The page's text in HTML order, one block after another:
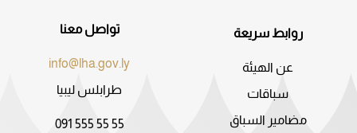
روابط سريعة
عن الهيئة
سباقات
مضامير السباق
تواصل معنا
info@lha.gov.ly
طرابلس ليبيا
091 555 55 55